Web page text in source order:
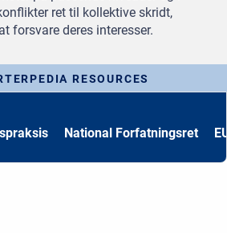
ret til kollektive skridt,
forsvare deres interesser.
RESOURCES
National Forfatningsret